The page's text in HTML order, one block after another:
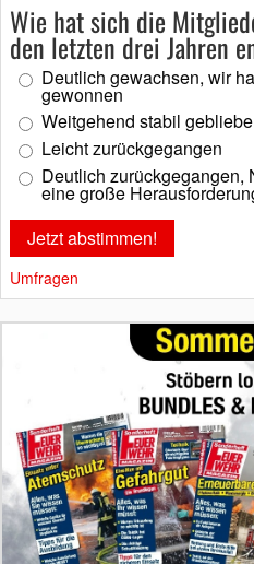
Wie hat sich die
den letzten drei Jahren
Deutlich gewachsen, wir
gewonnen
Weitgehend stabil
Leicht zurückgegangen
Deutlich
eine große
Umfragen